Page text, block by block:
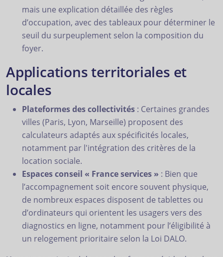
mais une explication détaillée des règles
d’occupation, avec des tableaux pour déterminer le
seuil du surpeuplement selon la composition du
foyer.
Applications territoriales et
locales
Plateformes des collectivités : Certaines grandes
villes (Paris, Lyon, Marseille) proposent des
calculateurs adaptés aux spécificités locales,
notamment par l'intégration des critères de la
location sociale.
Espaces conseil « France services » : Bien que
l’accompagnement soit encore souvent physique,
de nombreux espaces disposent de tablettes ou
d’ordinateurs qui orientent les usagers vers des
diagnostics en ligne, notamment pour l’éligibilité à
un relogement prioritaire selon la Loi DALO.